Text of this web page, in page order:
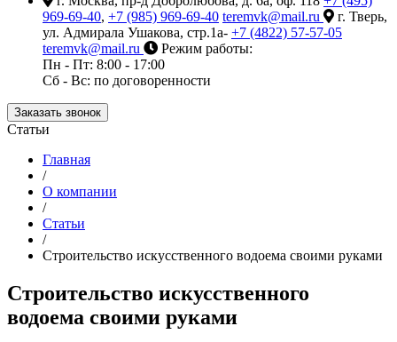
969-69-40, +7 (985) 969-69-40 teremvk@mail.ru
г. Тверь,
ул. Адмирала Ушакова, стр.1а- +7 (4822) 57-57-05
teremvk@mail.ru
Режим работы:
Пн - Пт: 8:00 - 17:00
Сб - Вс: по договоренности
Заказать звонок
Статьи
Главная
/
О компании
/
Статьи
/
Строительство искусственного водоема своими руками
Строительство искусственного
водоема своими руками